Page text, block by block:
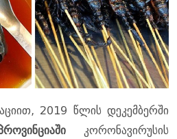
2019 წლის დეკემბერში
კორონავირუსის